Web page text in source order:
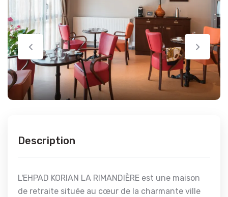
Description
L'EHPAD KORIAN LA RIMANDIÈRE est une maison
de retraite située au cœur de la charmante ville